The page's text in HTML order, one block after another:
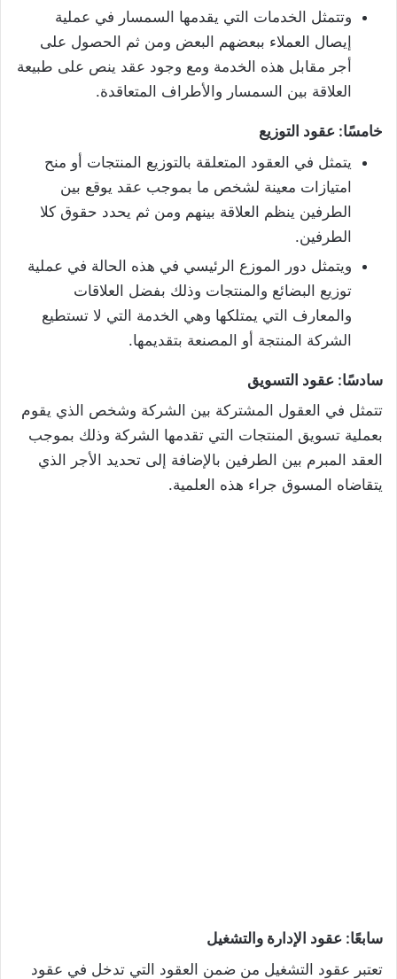
وتتمثل الخدمات التي يقدمها السمسار في عملية
إيصال العملاء ببعضهم البعض ومن ثم الحصول على
أجر مقابل هذه الخدمة ومع وجود عقد ينص على طبيعة
العلاقة بين السمسار والأطراف المتعاقدة.
خامسًا: عقود التوزيع
يتمثل في العقود المتعلقة بالتوزيع المنتجات أو منح
امتيازات معينة لشخص ما بموجب عقد يوقع بين
الطرفين ينظم العلاقة بينهم ومن ثم يحدد حقوق كلا
الطرفين.
ويتمثل دور الموزع الرئيسي في هذه الحالة في عملية
توزيع البضائع والمنتجات وذلك بفضل العلاقات
والمعارف التي يمتلكها وهي الخدمة التي لا تستطيع
الشركة المنتجة أو المصنعة بتقديمها.
سادسًا: عقود التسويق
تتمثل في العقول المشتركة بين الشركة وشخص الذي يقوم
بعملية تسويق المنتجات التي تقدمها الشركة وذلك بموجب
العقد المبرم بين الطرفين بالإضافة إلى تحديد الأجر الذي
يتقاضاه المسوق جراء هذه العلمية.
سابعًا: عقود الإدارة والتشغيل
تعتبر عقود التشغيل من ضمن العقود التي تدخل في عقود